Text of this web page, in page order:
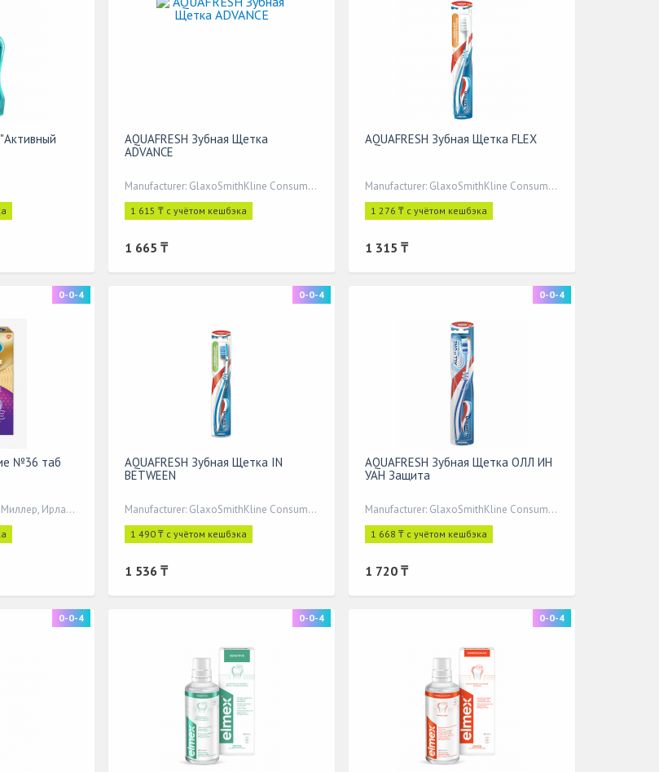
AQUAFRESH Зубная Щетка
ADVANCE
Manufacturer: GlaxoSmithKline Consumer Healthcare
1 615 ₸ с учётом кешбэка
1 665 ₸
AQUAFRESH Зубная Щетка FLEX
Manufacturer: GlaxoSmithKline Consumer Healthcare
1 276 ₸ с учётом кешбэка
1 315 ₸
0-0-4
№36 таб
Manufacturer: Стаффорд Миллер, Ирландия
0-0-4
AQUAFRESH Зубная Щетка IN
BETWEEN
Manufacturer: GlaxoSmithKline Consumer Healthcare
1 490 ₸ с учётом кешбэка
1 536 ₸
0-0-4
AQUAFRESH Зубная Щетка ОЛЛ ИН
УАН Защита
Manufacturer: GlaxoSmithKline Consumer Healthcare
1 668 ₸ с учётом кешбэка
1 720 ₸
0-0-4 0-0-4 0-0-4